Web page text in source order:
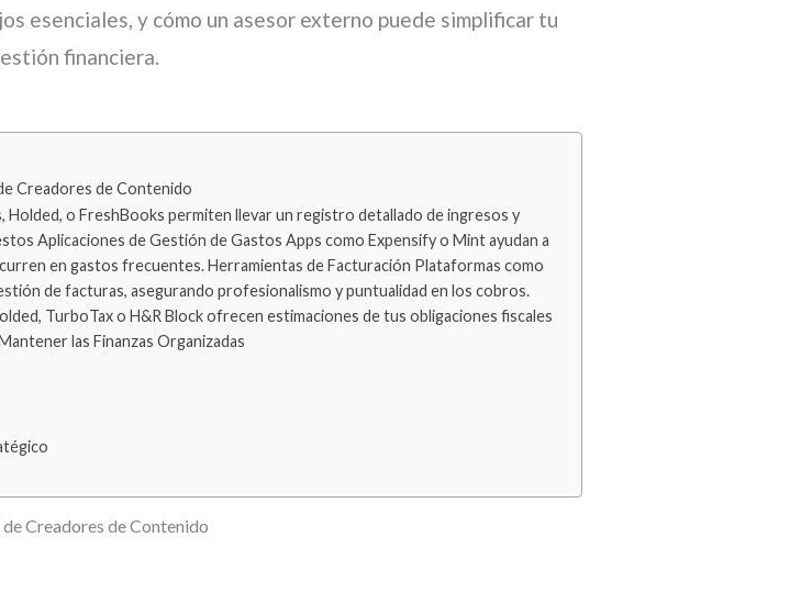
esenciales, y cómo un asesor externo puede simplificar tu
financiera.
Creadores de Contenido
o FreshBooks permiten llevar un registro detallado de ingresos y
Aplicaciones de Gestión de Gastos Apps como Expensify o Mint ayudan a
en gastos frecuentes. Herramientas de Facturación Plataformas como
de facturas, asegurando profesionalismo y puntualidad en los cobros.
TurboTax o H&R Block ofrecen estimaciones de tus obligaciones fiscales
las Finanzas Organizadas
Creadores de Contenido